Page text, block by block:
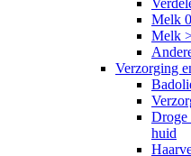
Melk
Melk
Verzorging
Droge
huid